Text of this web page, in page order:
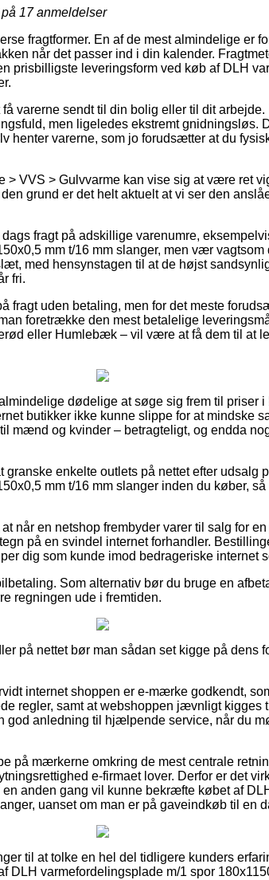
17anmeldelser
fragtformer. En af de mest almindelige er
når det passer ind i din kalender.
prisbilligste leveringsform ved køb af DLH
varerne sendt til din bolig eller til dit
men ligeledes ekstremt gnidningsløs.
henter varerne, som jo forudsætter at du
> VVS > Gulvvarme kan vise sig at være ret
grund er det helt aktuelt at vi ser den
fragt på adskillige varenumre,
mm t/16 mm slanger, men vær
med hensynstagen til at de højst
fri.
fragt uden betaling, men for det meste
foretrække den mest betalelige
eller Humlebæk – vil være at få dem til at
dødelige at søge sig frem til priser
butikker ikke kunne slippe for at mindske
mænd og kvinder – betragteligt, og endda
enkelte outlets på nettet efter udsalg
mm t/16 mm slanger inden du køber,
når en netshop frembyder varer til salg for
på en svindel internet forhandler.
dig som kunde imod bedrageriske internet
Som alternativ bør du bruge en
regningen ude i fremtiden.
på nettet bør man sådan set kigge på dens
internet shoppen er e-mærke godkendt,
regler, samt at webshoppen jævnligt kigges
god anledning til hjælpende service, når du
på mærkerne omkring de mest centrale
e-firmaet lover. Derfor er det
anden gang vil kunne bekræfte købet af
uanset om man er på gaveindkøb til en
til at tolke en hel del tidligere kunders
DLH varmefordelingsplade m/1 spor